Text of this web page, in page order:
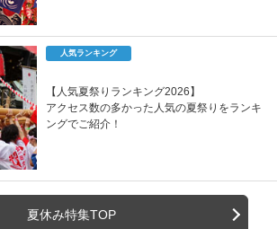
人気ランキング
【人気夏祭りランキング2026】
アクセス数の多かった人気の夏祭りをランキ
ングでご紹介！
夏休み特集TOP